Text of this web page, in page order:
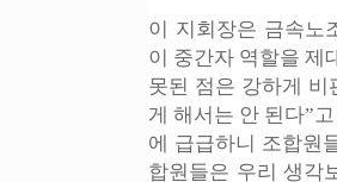
이 지회장은 금속노
이 중간자 역할을 제
못된 점은 강하게 비
게 해서는 안 된다”
에 급급하니 조합원
합원들은 우리 생각